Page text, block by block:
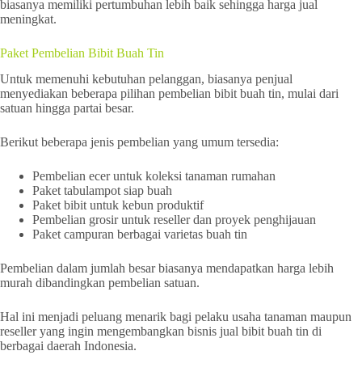
biasanya memiliki pertumbuhan lebih baik sehingga harga jual
meningkat.
Paket Pembelian Bibit Buah Tin
Untuk memenuhi kebutuhan pelanggan, biasanya penjual
menyediakan beberapa pilihan pembelian bibit buah tin, mulai dari
satuan hingga partai besar.
Berikut beberapa jenis pembelian yang umum tersedia:
Pembelian ecer untuk koleksi tanaman rumahan
Paket tabulampot siap buah
Paket bibit untuk kebun produktif
Pembelian grosir untuk reseller dan proyek penghijauan
Paket campuran berbagai varietas buah tin
Pembelian dalam jumlah besar biasanya mendapatkan harga lebih
murah dibandingkan pembelian satuan.
Hal ini menjadi peluang menarik bagi pelaku usaha tanaman maupun
reseller yang ingin mengembangkan bisnis jual bibit buah tin di
berbagai daerah Indonesia.